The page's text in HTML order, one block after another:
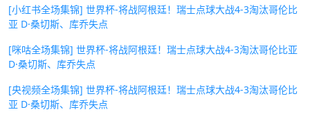
[小红书全场集锦] 世界杯-将战阿根廷！瑞士点球大战4-3淘汰哥伦比
亚 D·桑切斯、库乔失点
[咪咕全场集锦] 世界杯-将战阿根廷！瑞士点球大战4-3淘汰哥伦比亚
D·桑切斯、库乔失点
[央视频全场集锦] 世界杯-将战阿根廷！瑞士点球大战4-3淘汰哥伦比
亚 D·桑切斯、库乔失点